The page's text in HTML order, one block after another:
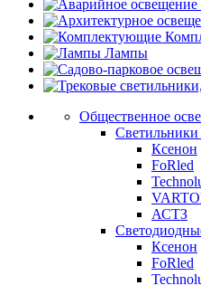
Лампы
Общественное
Светильники
Ксенон
FoRled
АСТЗ
Ксенон
FoRled